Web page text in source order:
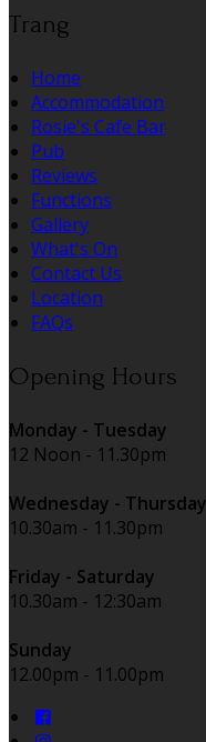
Trang
Home
Accommodation
Rosie's Cafe Bar
Pub
Reviews
Functions
Gallery
What's On
Contact Us
Location
FAQs
Opening Hours
Monday - Tuesday
12 Noon - 11.30pm
Wednesday - Thursday
10.30am - 11.30pm
Friday - Saturday
10.30am - 12:30am
Sunday
12.00pm - 11.00pm